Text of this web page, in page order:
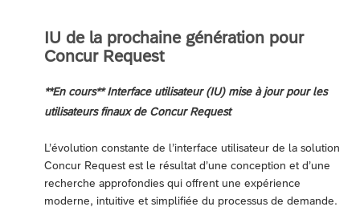
IU de la prochaine génération pour
Concur Request
**En cours** Interface utilisateur (IU) mise à jour pour les
utilisateurs finaux de Concur Request
L’évolution constante de l’interface utilisateur de la solution
Concur Request est le résultat d’une conception et d’une
recherche approfondies qui offrent une expérience
moderne, intuitive et simplifiée du processus de demande.